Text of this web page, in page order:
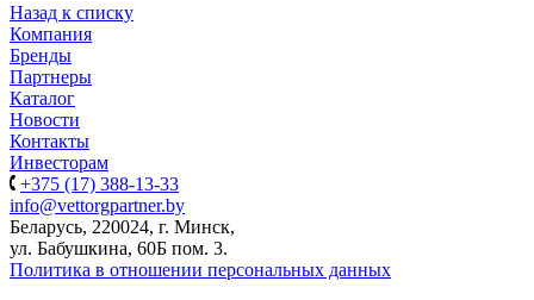
Назад к списку
Компания
Бренды
Партнеры
Каталог
Новости
Контакты
Инвесторам
+375 (17) 388-13-33
info@vettorgpartner.by
Беларусь, 220024, г. Минск,
ул. Бабушкина, 60Б пом. 3.
Политика в отношении персональных данных